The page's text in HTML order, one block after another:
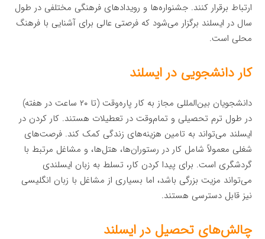
ارتباط برقرار کنند. جشنواره‌ها و رویدادهای فرهنگی مختلفی در طول
سال در ایسلند برگزار می‌شود که فرصتی عالی برای آشنایی با فرهنگ
محلی است.
کار دانشجویی در ایسلند
دانشجویان بین‌المللی مجاز به کار پاره‌وقت (تا ۲۰ ساعت در هفته)
در طول ترم تحصیلی و تمام‌وقت در تعطیلات هستند. کار کردن در
ایسلند می‌تواند به تامین هزینه‌های زندگی کمک کند. فرصت‌های
شغلی معمولاً شامل کار در رستوران‌ها، هتل‌ها، و مشاغل مرتبط با
گردشگری است. برای پیدا کردن کار، تسلط به زبان ایسلندی
می‌تواند مزیت بزرگی باشد، اما بسیاری از مشاغل با زبان انگلیسی
نیز قابل دسترسی هستند.
چالش‌های تحصیل در ایسلند